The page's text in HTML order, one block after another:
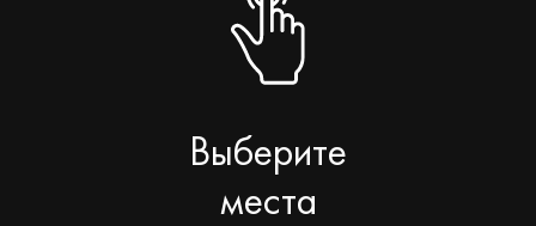
Выберите
места